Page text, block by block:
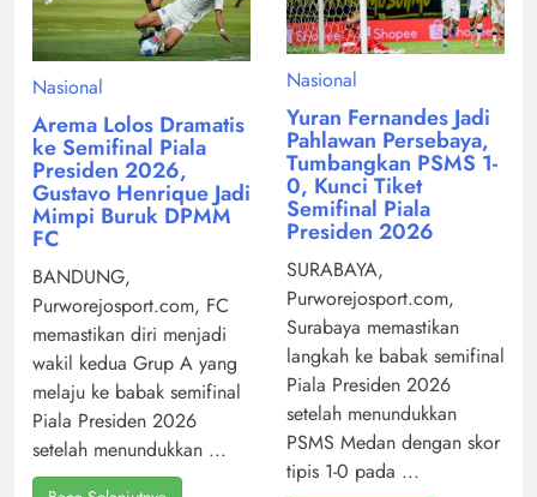
Nasional
Arema Lolos Dramatis
ke Semifinal Piala
Presiden 2026,
Gustavo Henrique Jadi
Mimpi Buruk DPMM
FC
BANDUNG,
Purworejosport.com, FC
memastikan diri menjadi
wakil kedua Grup A yang
melaju ke babak semifinal
Piala Presiden 2026
setelah menundukkan ...
Nasional
Yuran Fernandes Jadi
Pahlawan Persebaya,
Tumbangkan PSMS 1-
0, Kunci Tiket
Semifinal Piala
Presiden 2026
SURABAYA,
Purworejosport.com,
Surabaya memastikan
langkah ke babak semifinal
Piala Presiden 2026
setelah menundukkan
PSMS Medan dengan skor
tipis 1-0 pada ...